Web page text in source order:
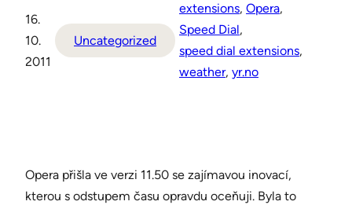
16.
10.
2011
Uncategorized
extensions, Opera,
Speed Dial,
speed dial extensions,
weather, yr.no
Opera přišla ve verzi 11.50 se zajímavou inovací,
kterou s odstupem času opravdu oceňuji. Byla to